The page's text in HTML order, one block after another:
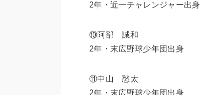
2年・近一チャレンジャー出身
⑩阿部 誠和
2年・末広野球少年団出身
⑪中山 愁太
2年・末広野球少年団出身